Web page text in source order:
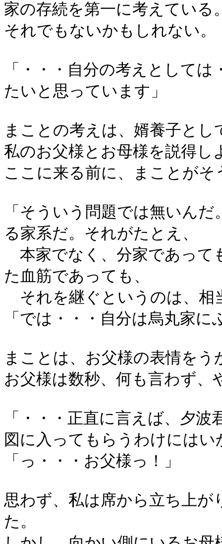
家の存続を第一に考えている
それでもないかもしれない。
「・・・自分の考えとして
たいと思っています」
まことの考えは、婿養子と
私のお父様とお母様を説得し
ここに来る前に、まことが
「そういう問題では無いん
る家系だ。それがたとえ、
本家でなく、分家であって
た血筋であっても、
それを継ぐというのは、相
「では・・・自分は烏丸家
まことは、お父様の表情を
お父様は数秒、何も言わず
「・・・正直に言えば、夕
図に入ってもらうわけにはい
「っ・・・お父様っ！」
思わず、私は席から立ち上
た。